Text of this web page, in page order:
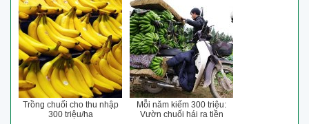
Trồng chuối cho thu nhập
300 triệu/ha
Mỗi năm kiếm 300 triệu:
Vườn chuối hái ra tiền